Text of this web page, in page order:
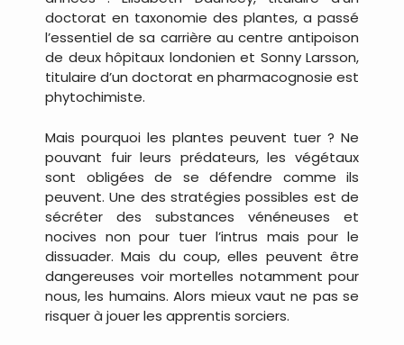
doctorat en taxonomie des plantes, a passé
l’essentiel de sa carrière au centre antipoison
de deux hôpitaux londonien et Sonny Larsson,
titulaire d’un doctorat en pharmacognosie est
phytochimiste.
Mais pourquoi les plantes peuvent tuer ? Ne
pouvant fuir leurs prédateurs, les végétaux
sont obligées de se défendre comme ils
peuvent. Une des stratégies possibles est de
sécréter des substances vénéneuses et
nocives non pour tuer l’intrus mais pour le
dissuader. Mais du coup, elles peuvent être
dangereuses voir mortelles notamment pour
nous, les humains. Alors mieux vaut ne pas se
risquer à jouer les apprentis sorciers.